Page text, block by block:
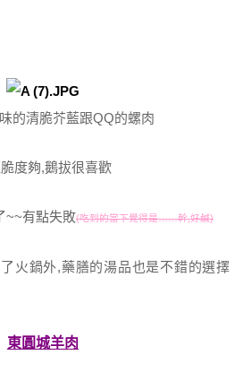
的清脆芥藍跟QQ的螺肉
度夠,鵝拔很喜歡
~~有點失敗(吃到的當下覺得是……幹,好鹹)
火鍋外,藥膳的湯品也是不錯的選擇
東圓城羊肉